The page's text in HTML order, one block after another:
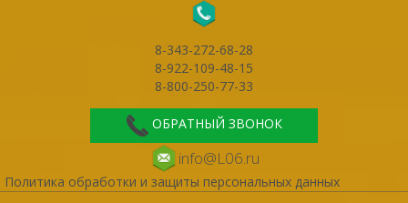
8-343-272-68-28
8-922-109-48-15
8-800-250-77-33
ОБРАТНЫЙ ЗВОНОК
info@L06.ru
Политика обработки и защиты персональных данных